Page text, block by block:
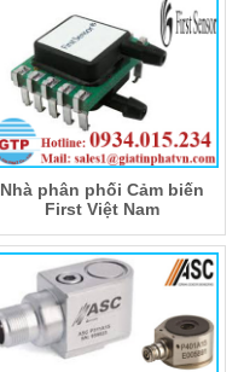
Nhà phân phối Cảm biến
First Việt Nam